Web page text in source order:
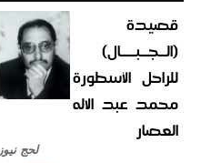
قصيدة
(الــجــبــــال)
للراحل الأسطورة
محمد عبد الاله
العصار
لحج نيوز